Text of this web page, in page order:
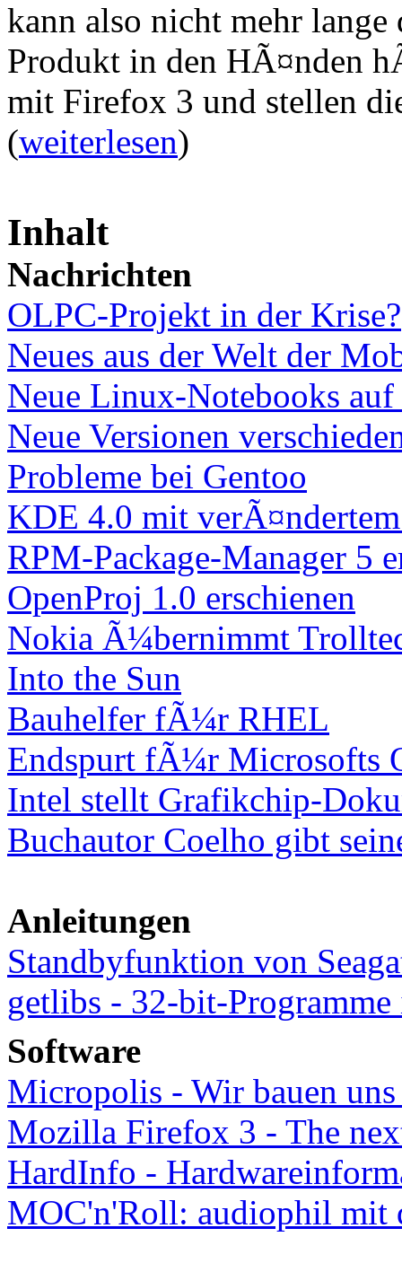
kann also nicht mehr
Produkt in den HÃ¤nden
mit Firefox 3 und stellen
(weiterlesen)
Inhalt
Nachrichten
OLPC-Projekt in der Krise?
Neues aus der Welt der
Neue Linux-Notebooks
Neue Versionen
Probleme bei Gentoo
KDE 4.0 mit
RPM-Package-Manager 5
OpenProj 1.0 erschienen
Nokia Ã¼bernimmt
Into the Sun
Bauhelfer fÃ¼r RHEL
Endspurt fÃ¼r Microsofts
Intel stellt Grafikchip-
Buchautor Coelho gibt
Anleitungen
Standbyfunktion von
getlibs - 32-bit-
Software
Micropolis - Wir bauen uns
Mozilla Firefox 3 - The
HardInfo -
MOC'n'Roll: audiophil mit